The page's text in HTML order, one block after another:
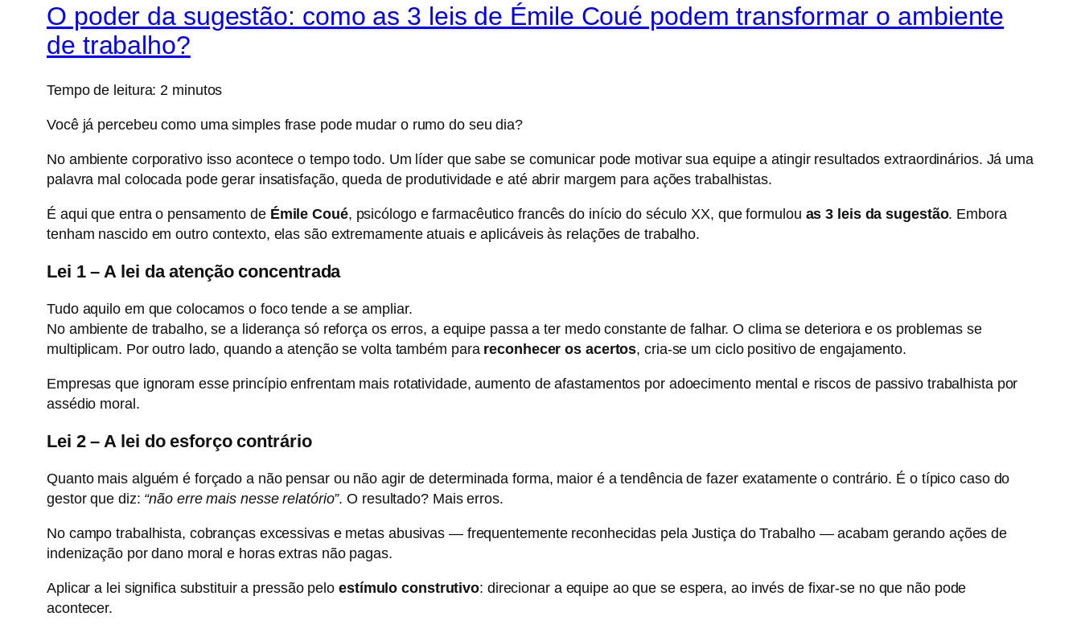
O poder da sugestão: como as 3 leis de Émile Coué podem transformar o ambiente
de trabalho?
Tempo de leitura: 2 minutos
Você já percebeu como uma simples frase pode mudar o rumo do seu dia?
No ambiente corporativo isso acontece o tempo todo. Um líder que sabe se comunicar pode motivar sua equipe a atingir resultados extraordinários. Já uma
palavra mal colocada pode gerar insatisfação, queda de produtividade e até abrir margem para ações trabalhistas.
É aqui que entra o pensamento de Émile Coué, psicólogo e farmacêutico francês do início do século XX, que formulou as 3 leis da sugestão. Embora
tenham nascido em outro contexto, elas são extremamente atuais e aplicáveis às relações de trabalho.
Lei 1 – A lei da atenção concentrada
Tudo aquilo em que colocamos o foco tende a se ampliar.
No ambiente de trabalho, se a liderança só reforça os erros, a equipe passa a ter medo constante de falhar. O clima se deteriora e os problemas se
multiplicam. Por outro lado, quando a atenção se volta também para reconhecer os acertos, cria-se um ciclo positivo de engajamento.
Empresas que ignoram esse princípio enfrentam mais rotatividade, aumento de afastamentos por adoecimento mental e riscos de passivo trabalhista por
assédio moral.
Lei 2 – A lei do esforço contrário
Quanto mais alguém é forçado a não pensar ou não agir de determinada forma, maior é a tendência de fazer exatamente o contrário. É o típico caso do
gestor que diz: “não erre mais nesse relatório”. O resultado? Mais erros.
No campo trabalhista, cobranças excessivas e metas abusivas — frequentemente reconhecidas pela Justiça do Trabalho — acabam gerando ações de
indenização por dano moral e horas extras não pagas.
Aplicar a lei significa substituir a pressão pelo estímulo construtivo: direcionar a equipe ao que se espera, ao invés de fixar-se no que não pode
acontecer.